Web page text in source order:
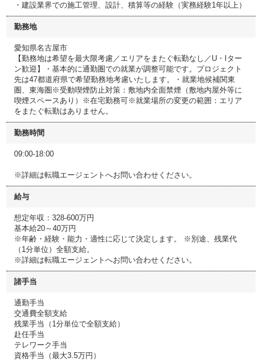
・建設業界での施工管理、設計、積算等の経験（実務経験1年以上）
勤務地
愛知県名古屋市
【勤務地は希望を最大限考慮／エリアをまたぐ転勤なし／U・Iター
ン歓迎】・基本的に通勤圏での就業が調整可能です。プロジェクト
先は47都道府県で希望勤務地考慮いたします。・就業地候補関東
圏、東海圏※受動喫煙防止対策：敷地内全面禁煙（敷地内屋外等に
喫煙スペースあり）※在宅勤務可※就業場所の変更の範囲：エリア
をまたぐ転勤はありません。
勤務時間
09:00-18:00
※詳細は転職エージェントへお問い合わせください。
給与
想定年収：328-600万円
基本給20～40万円
※年齢・経験・能力・適性に応じて決定します。 ※別途、残業代
（1分単位）全額支給。
※詳細は転職エージェントへお問い合わせください。
諸手当
通勤手当
交通費全額支給
残業手当（1分単位で全額支給）
赴任手当
テレワーク手当
資格手当（最大3.5万円）